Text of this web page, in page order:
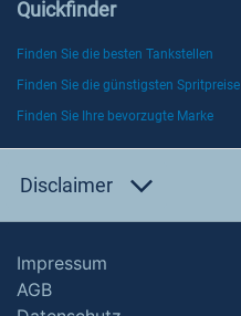
Quickfinder
Finden Sie die besten Tankstellen
Finden Sie die günstigsten Spritpreise
Finden Sie Ihre bevorzugte Marke
Disclaimer
Impressum
AGB